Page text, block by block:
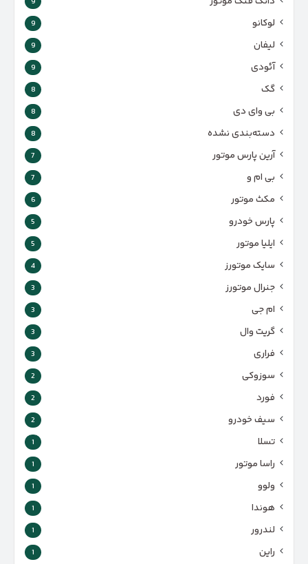
لوکانو 9
لیفان 9
آئودی 9
گک 8
بی وای دی 8
دسته‌بندی نشده 8
آرین پارس موتور 7
بی ام و 7
مکث موتور 6
پارس‌ خودرو 5
ایلیا موتور 5
سایک موتورز 4
جنرال موتورز 3
ام جی 3
گریت وال 3
فراری 3
سوزوکی 2
فورد 2
سیف خودرو 2
تسلا 1
راسا موتور 1
ولوو 1
هوندا 1
لندرور 1
راین 1